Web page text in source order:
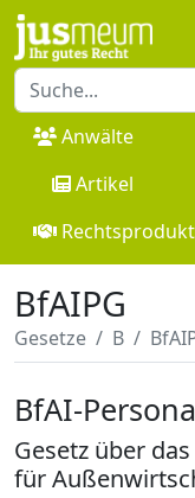
Anwälte
Artikel
BfAIPG
Gesetze B
BfAI-
Gesetz über
für